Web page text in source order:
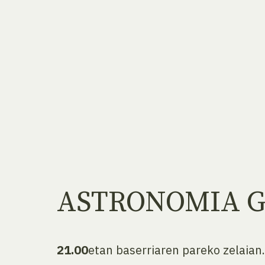
ASTRONOMIA
21.00etan baserriaren pareko zelaian.